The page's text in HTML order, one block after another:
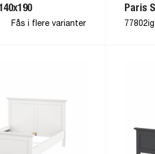
Fås i flere varianter
Paris
77802ig